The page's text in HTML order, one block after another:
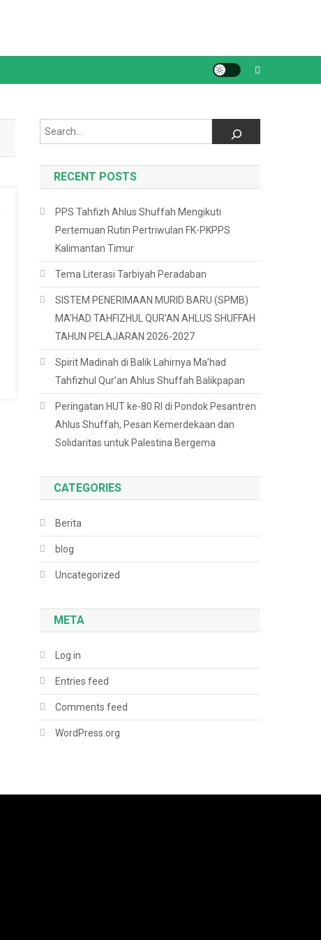
Search
RECENT POSTS
PPS Tahfizh Ahlus Shuffah Mengikuti
Pertemuan Rutin Pertriwulan FK-PKPPS
Kalimantan Timur
Tema Literasi Tarbiyah Peradaban
SISTEM PENERIMAAN MURID BARU (SPMB)
MA’HAD TAHFIZHUL QUR’AN AHLUS SHUFFAH
TAHUN PELAJARAN 2026-2027
Spirit Madinah di Balik Lahirnya Ma’had
Tahfizhul Qur’an Ahlus Shuffah Balikpapan
Peringatan HUT ke-80 RI di Pondok Pesantren
Ahlus Shuffah, Pesan Kemerdekaan dan
Solidaritas untuk Palestina Bergema
CATEGORIES
Berita
blog
Uncategorized
META
Log in
Entries feed
Comments feed
WordPress.org